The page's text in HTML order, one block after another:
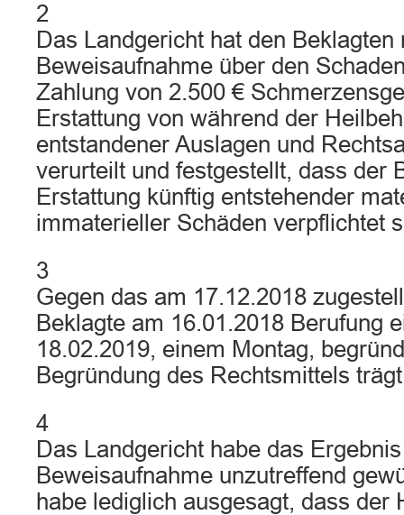
2
Das Landgericht hat den Beklagten
Beweisaufnahme über den
Zahlung von 2.500 €
Erstattung von während der
entstandener Auslagen und
verurteilt und festgestellt, dass der
Erstattung künftig entstehender
immaterieller Schäden verpflichtet
3
Gegen das am 17.12.2018
Beklagte am 16.01.2018 Berufung
18.02.2019, einem Montag,
Begründung des Rechtsmittels
4
Das Landgericht habe das
Beweisaufnahme unzutreffend
habe lediglich ausgesagt, dass der